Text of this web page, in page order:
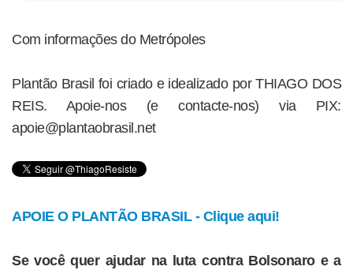
Com informações do Metrópoles
Plantão Brasil foi criado e idealizado por THIAGO DOS
REIS. Apoie-nos (e contacte-nos) via PIX:
apoie@plantaobrasil.net
APOIE O PLANTÃO BRASIL - Clique aqui!
Se você quer ajudar na luta contra Bolsonaro e a